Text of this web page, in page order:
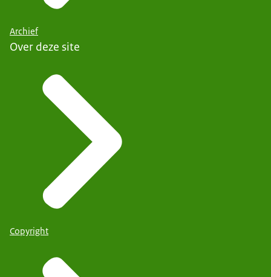
Archief
Over deze site
Copyright